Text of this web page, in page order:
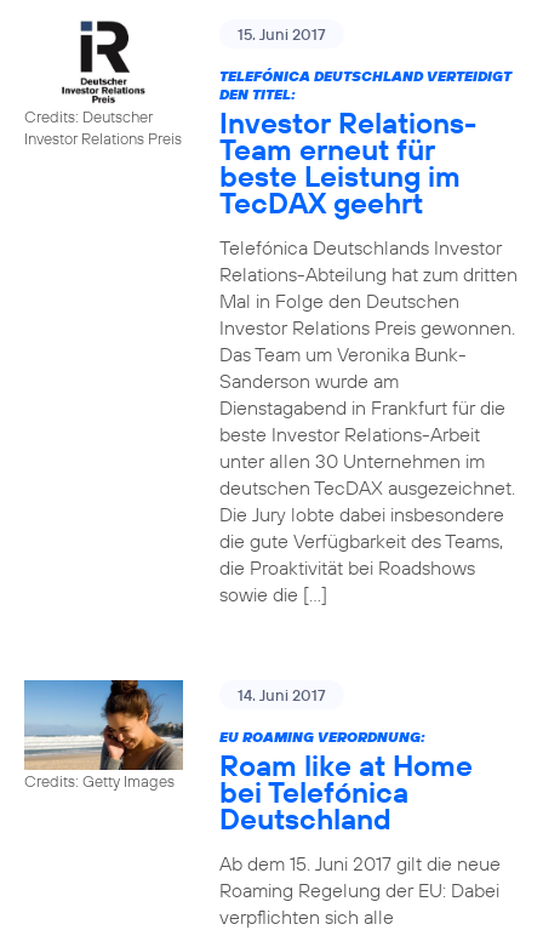
Credits: Deutscher
Investor Relations Preis
15. Juni 2017
TELEFÓNICA DEUTSCHLAND VERTEIDIGT
DEN TITEL:
Investor Relations-
Team erneut für
beste Leistung im
TecDAX geehrt
Telefónica Deutschlands Investor
Relations-Abteilung hat zum dritten
Mal in Folge den Deutschen
Investor Relations Preis gewonnen.
Das Team um Veronika Bunk-
Sanderson wurde am
Dienstagabend in Frankfurt für die
beste Investor Relations-Arbeit
unter allen 30 Unternehmen im
deutschen TecDAX ausgezeichnet.
Die Jury lobte dabei insbesondere
die gute Verfügbarkeit des Teams,
die Proaktivität bei Roadshows
sowie die […]
Credits: Getty Images
14. Juni 2017
EU ROAMING VERORDNUNG:
Roam like at Home
bei Telefónica
Deutschland
Ab dem 15. Juni 2017 gilt die neue
Roaming Regelung der EU: Dabei
verpflichten sich alle